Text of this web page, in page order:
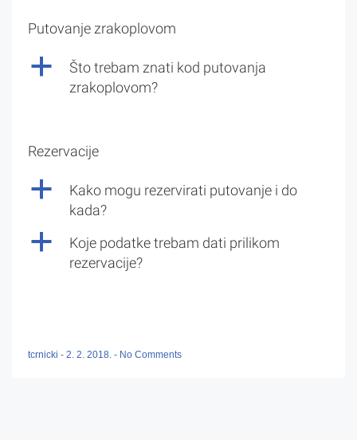
Putovanje zrakoplovom
a
Što trebam znati kod putovanja
zrakoplovom?
Rezervacije
a
Kako mogu rezervirati putovanje i do
kada?
a
Koje podatke trebam dati prilikom
rezervacije?
tcrnicki - 2. 2. 2018. - No Comments